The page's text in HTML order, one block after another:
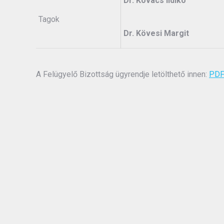
Tagok
Dr. Kövesi Margit
A Felügyelő Bizottság ügyrendje letölthető innen: PDF